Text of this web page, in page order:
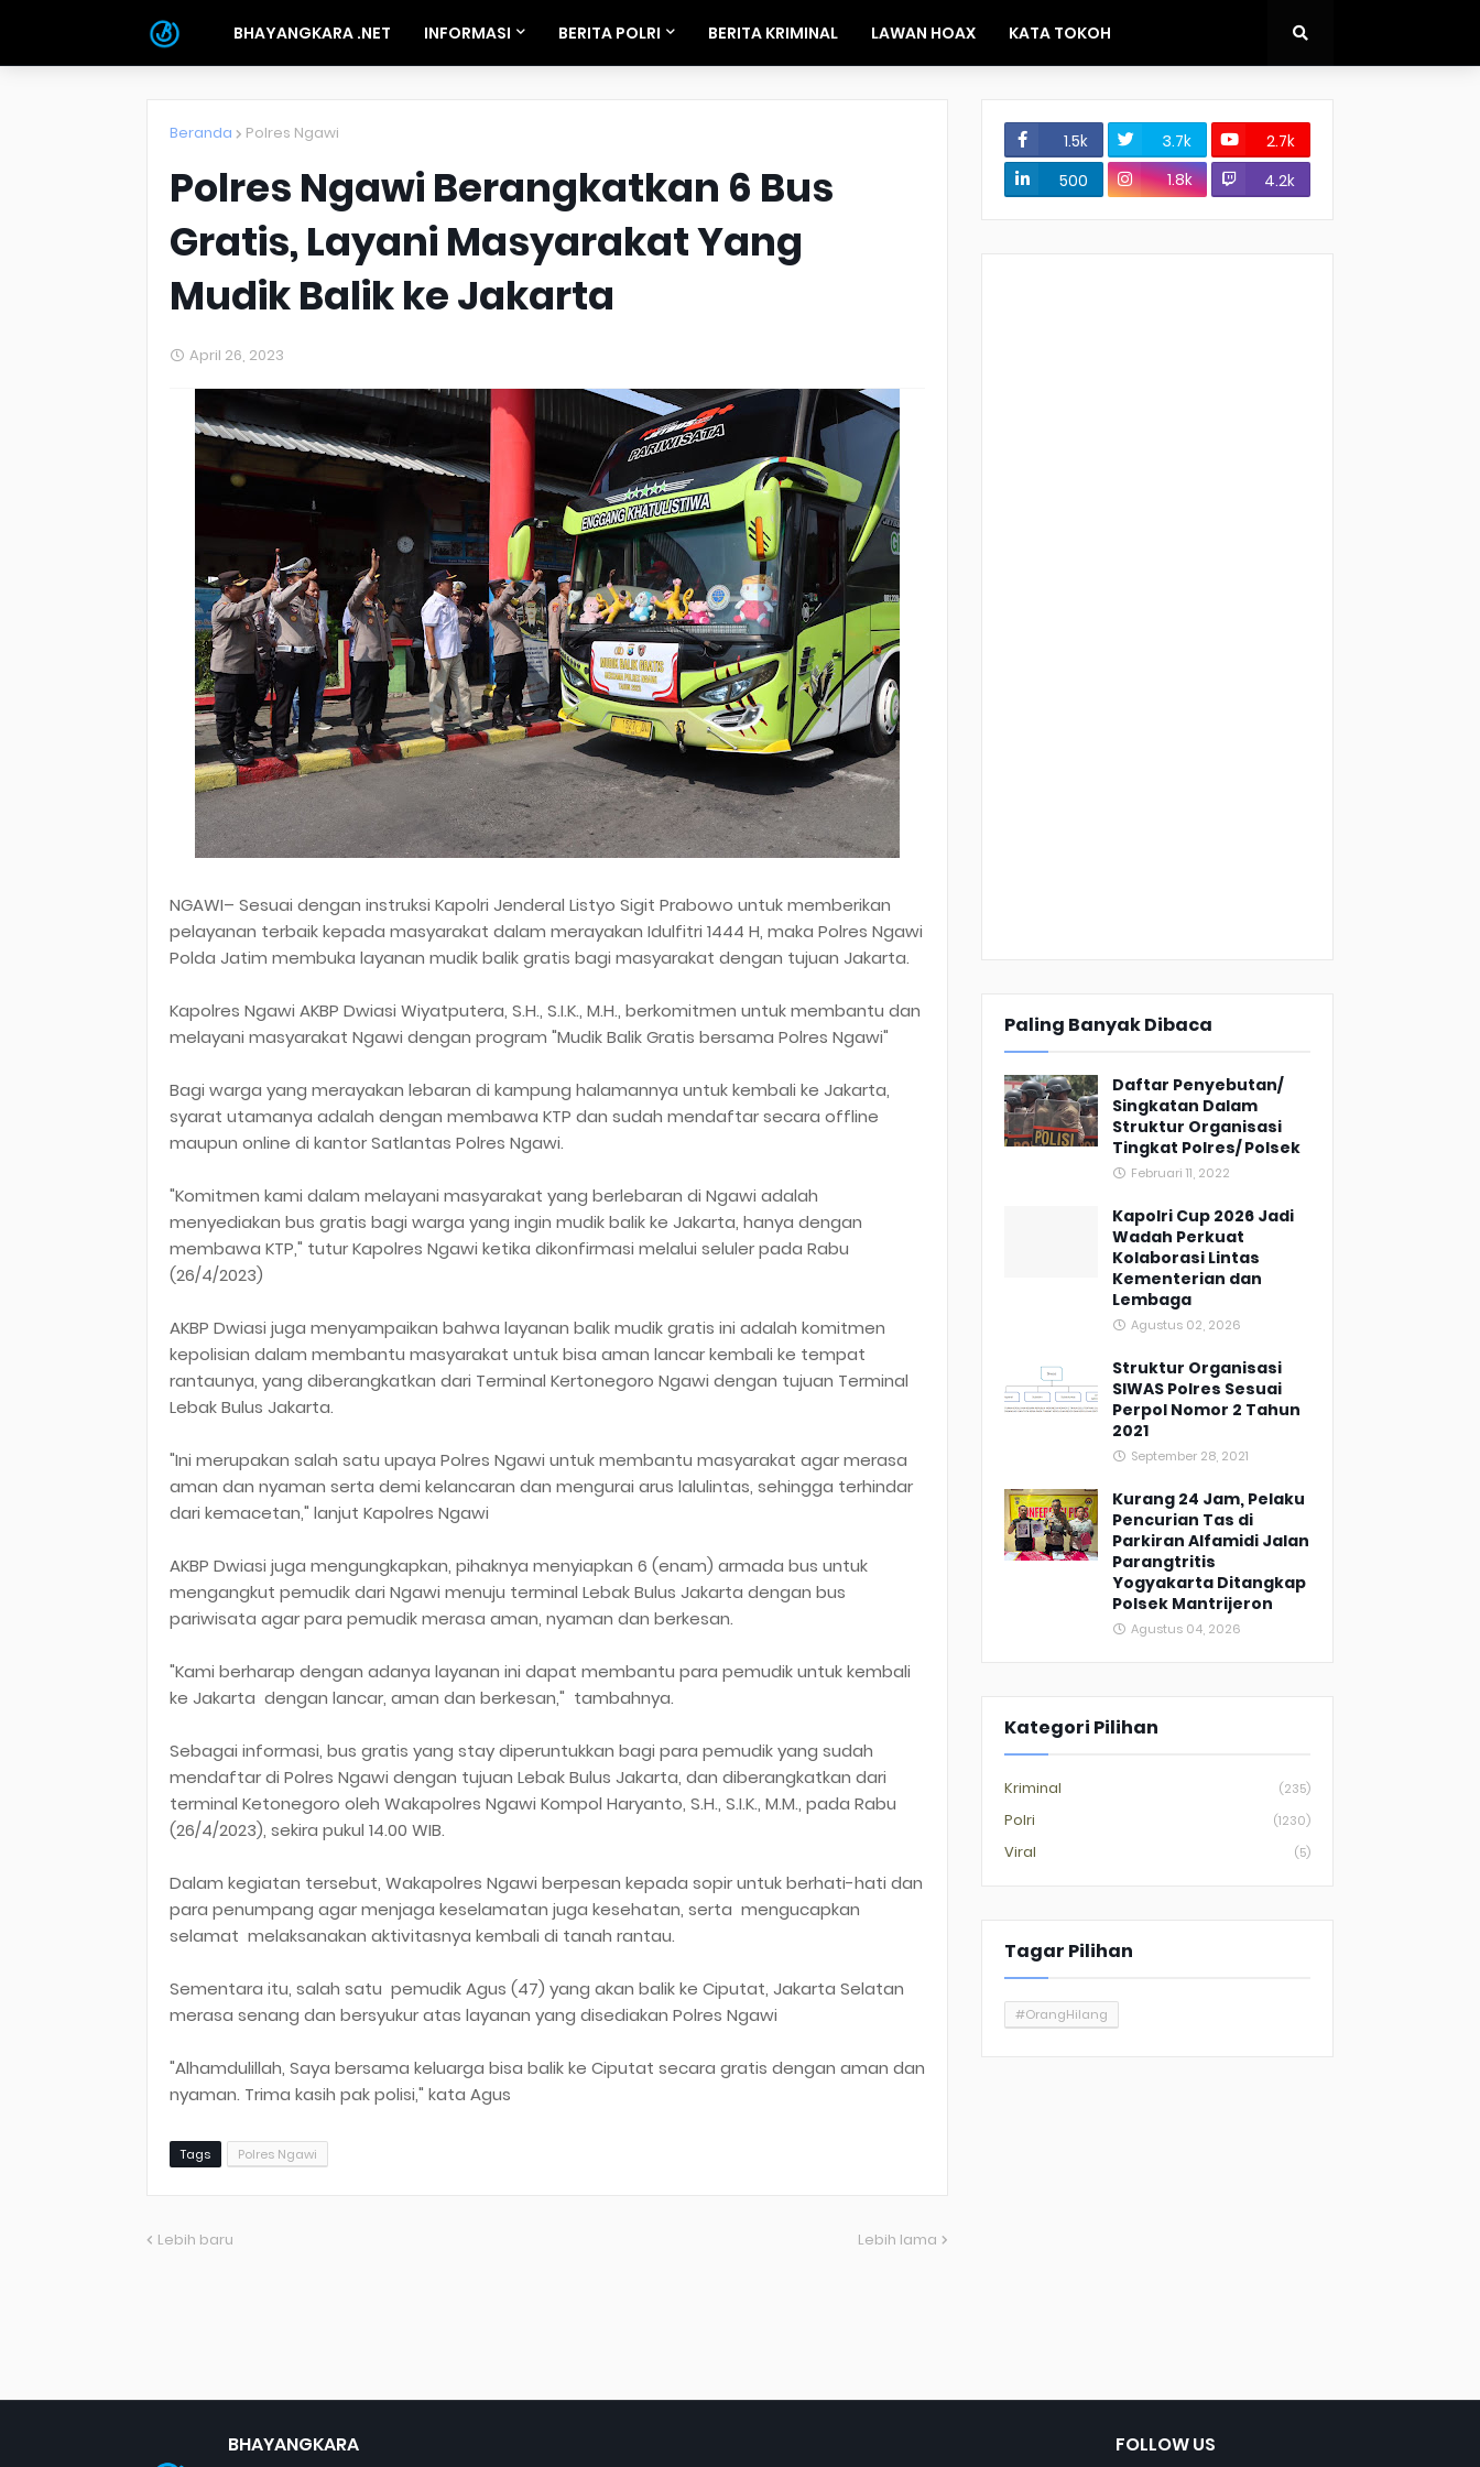
BHAYANGKARA .NET INFORMASI BERITA POLRI BERITA KRIMINAL LAWAN HOAX KATA TOKOH
Beranda Polres Ngawi
Polres Ngawi Berangkatkan 6 Bus
Gratis, Layani Masyarakat Yang
Mudik Balik ke Jakarta
April 26, 2023
NGAWI– Sesuai dengan instruksi Kapolri Jenderal Listyo Sigit Prabowo untuk memberikan
pelayanan terbaik kepada masyarakat dalam merayakan Idulfitri 1444 H, maka Polres Ngawi
Polda Jatim membuka layanan mudik balik gratis bagi masyarakat dengan tujuan Jakarta.
Kapolres Ngawi AKBP Dwiasi Wiyatputera, S.H., S.I.K., M.H., berkomitmen untuk membantu dan
melayani masyarakat Ngawi dengan program "Mudik Balik Gratis bersama Polres Ngawi"
Bagi warga yang merayakan lebaran di kampung halamannya untuk kembali ke Jakarta,
syarat utamanya adalah dengan membawa KTP dan sudah mendaftar secara offline
maupun online di kantor Satlantas Polres Ngawi.
"Komitmen kami dalam melayani masyarakat yang berlebaran di Ngawi adalah
menyediakan bus gratis bagi warga yang ingin mudik balik ke Jakarta, hanya dengan
membawa KTP," tutur Kapolres Ngawi ketika dikonfirmasi melalui seluler pada Rabu
(26/4/2023)
AKBP Dwiasi juga menyampaikan bahwa layanan balik mudik gratis ini adalah komitmen
kepolisian dalam membantu masyarakat untuk bisa aman lancar kembali ke tempat
rantaunya, yang diberangkatkan dari Terminal Kertonegoro Ngawi dengan tujuan Terminal
Lebak Bulus Jakarta.
"Ini merupakan salah satu upaya Polres Ngawi untuk membantu masyarakat agar merasa
aman dan nyaman serta demi kelancaran dan mengurai arus lalulintas, sehingga terhindar
dari kemacetan," lanjut Kapolres Ngawi
AKBP Dwiasi juga mengungkapkan, pihaknya menyiapkan 6 (enam) armada bus untuk
mengangkut pemudik dari Ngawi menuju terminal Lebak Bulus Jakarta dengan bus
pariwisata agar para pemudik merasa aman, nyaman dan berkesan.
"Kami berharap dengan adanya layanan ini dapat membantu para pemudik untuk kembali
ke Jakarta dengan lancar, aman dan berkesan," tambahnya.
Sebagai informasi, bus gratis yang stay diperuntukkan bagi para pemudik yang sudah
mendaftar di Polres Ngawi dengan tujuan Lebak Bulus Jakarta, dan diberangkatkan dari
terminal Ketonegoro oleh Wakapolres Ngawi Kompol Haryanto, S.H., S.I.K., M.M., pada Rabu
(26/4/2023), sekira pukul 14.00 WIB.
Dalam kegiatan tersebut, Wakapolres Ngawi berpesan kepada sopir untuk berhati-hati dan
para penumpang agar menjaga keselamatan juga kesehatan, serta mengucapkan
selamat melaksanakan aktivitasnya kembali di tanah rantau.
Sementara itu, salah satu pemudik Agus (47) yang akan balik ke Ciputat, Jakarta Selatan
merasa senang dan bersyukur atas layanan yang disediakan Polres Ngawi
"Alhamdulillah, Saya bersama keluarga bisa balik ke Ciputat secara gratis dengan aman dan
nyaman. Trima kasih pak polisi," kata Agus
Tags Polres Ngawi
Lebih baru Lebih lama
1.5k 3.7k
2.7k
500
1.8k 4.2k
Paling Banyak Dibaca
Daftar Penyebutan/
Singkatan Dalam
Struktur Organisasi
Tingkat Polres/ Polsek
Februari 11, 2022
Kapolri Cup 2026 Jadi
Wadah Perkuat
Kolaborasi Lintas
Kementerian dan
Lembaga
Agustus 02, 2026
Struktur Organisasi
SIWAS Polres Sesuai
Perpol Nomor 2 Tahun
2021
September 28, 2021
Kurang 24 Jam, Pelaku
Pencurian Tas di
Parkiran Alfamidi Jalan
Parangtritis
Yogyakarta Ditangkap
Polsek Mantrijeron
Agustus 04, 2026
Kategori Pilihan
Kriminal (235)
Polri (1230)
Viral (5)
Tagar Pilihan
#OrangHilang
BHAYANGKARA FOLLOW US